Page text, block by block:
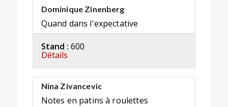
Dominique Zinenberg
Quand dans l'expectative
Stand : 600
Détails
Nina Zivancevic
Notes en patins à roulettes